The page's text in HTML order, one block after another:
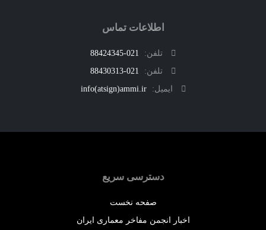
اطلاعات تماس
تلفن:
021-88424345
تلفن:
021-88430313
ایمیل:
info(atsign)ammi.ir
دسترسی سریع
صفحه نخست
اخبار انجمن مفاخر معماری ایران